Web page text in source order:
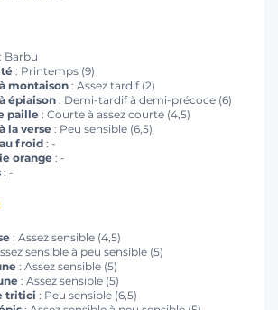
: Barbu
: Printemps (9)
montaison : Assez tardif (2)
épiaison : Demi-tardif à demi-précoce (6)
paille : Courte à assez courte (4,5)
la verse: Peu sensible (6,5)
froid : -
orange : -
: -
: Assez sensible (4,5)
sensible à peu sensible (5)
: Assez sensible (5)
: Assez sensible (5)
tritici : Peu sensible (6,5)